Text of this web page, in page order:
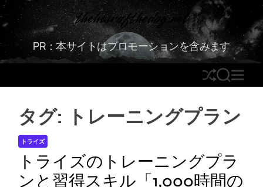
S
k
t
c
thehairofthedog.net
PR：本サイトはプロモーションを含みます
S
h
ff
S
E
R
M
E
U
タグ: トレーニングプラン
トライズ
トライズのトレーニングプラ
ンと習得スキル「1,000時間の